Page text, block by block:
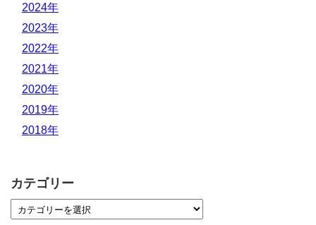
2024年
2023年
2022年
2021年
2020年
2019年
2018年
カテゴリー